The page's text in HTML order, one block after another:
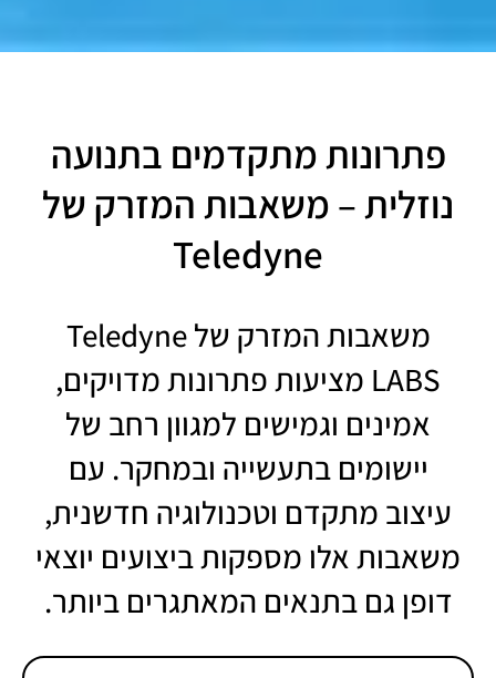
פתרונות מתקדמים בתנועה
נוזלית – משאבות המזרק של
Teledyne
משאבות המזרק של Teledyne
LABS מציעות פתרונות מדויקים,
אמינים וגמישים למגוון רחב של
יישומים בתעשייה ובמחקר. עם
עיצוב מתקדם וטכנולוגיה חדשנית,
משאבות אלו מספקות ביצועים יוצאי
דופן גם בתנאים המאתגרים ביותר.